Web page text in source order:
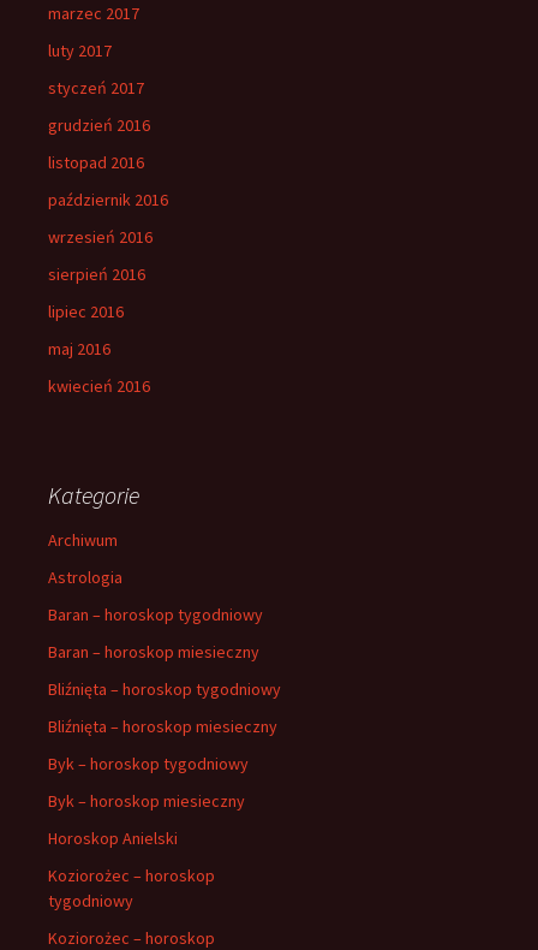
marzec 2017
luty 2017
styczeń 2017
grudzień 2016
listopad 2016
październik 2016
wrzesień 2016
sierpień 2016
lipiec 2016
maj 2016
kwiecień 2016
Kategorie
Archiwum
Astrologia
Baran – horoskop tygodniowy
Baran – horoskop miesieczny
Bliźnięta – horoskop tygodniowy
Bliźnięta – horoskop miesieczny
Byk – horoskop tygodniowy
Byk – horoskop miesieczny
Horoskop Anielski
Koziorożec – horoskop
tygodniowy
Koziorożec – horoskop